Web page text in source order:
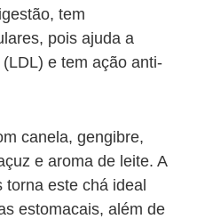
tem
pois ajuda a
e tem ação anti-
canela, gengibre,
e aroma de leite. A
este chá ideal
estomacais, além de